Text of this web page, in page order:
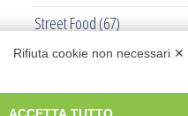
Street Food(67)
Tosatrici(711)
Trattorini Husqvarna(0)
Rifiuta cookie non necessari ✕
ACCETTA TUTTO